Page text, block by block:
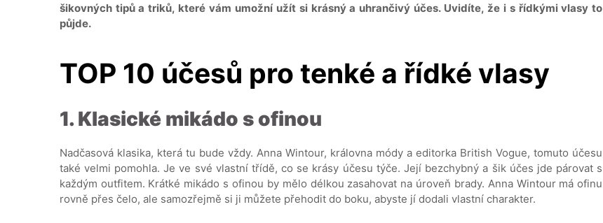
šikovných tipů a triků, které vám umožní užít si krásný a uhrančivý účes. Uvidíte, že i s řídkými vlasy to
půjde.
TOP 10 účesů pro tenké a řídké vlasy
1. Klasické mikádo s ofinou
Nadčasová klasika, která tu bude vždy. Anna Wintour, královna módy a editorka British Vogue, tomuto účesu
také velmi pomohla. Je ve své vlastní třídě, co se krásy účesu týče. Její bezchybný a šik účes jde párovat s
každým outfitem. Krátké mikádo s ofinou by mělo délkou zasahovat na úroveň brady. Anna Wintour má ofinu
rovně přes čelo, ale samozřejmě si ji můžete přehodit do boku, abyste jí dodali vlastní charakter.